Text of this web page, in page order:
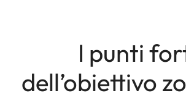
I punti
dell’obiettivo